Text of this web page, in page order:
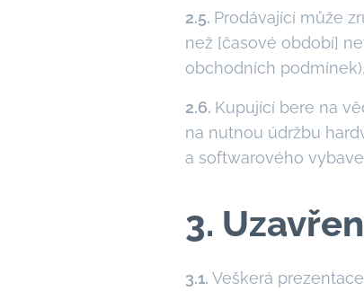
2.5. Prodávající může
než [časové období]
obchodních podmínek).
2.6. Kupující bere na
na nutnou údržbu
a softwarového
3.
3.1. Veškerá